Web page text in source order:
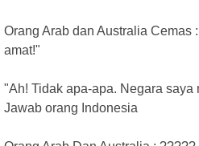
Orang Arab dan Australia Cemas
amat!"
"Ah! Tidak apa-apa. Negara saya
Jawab orang Indonesia